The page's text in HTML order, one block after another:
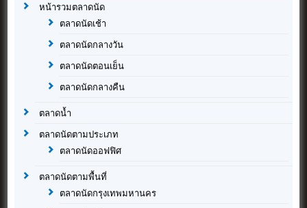
หน้ารวมตลาดนัด
ตลาดนัดเช้า
ตลาดนัดกลางวัน
ตลาดนัดตอนเย็น
ตลาดนัดกลางคืน
ตลาดน้ำ
ตลาดนัดตามประเภท
ตลาดนัดออฟฟิศ
ตลาดนัดตามพื้นที่
ตลาดนัดกรุงเทพมหานคร